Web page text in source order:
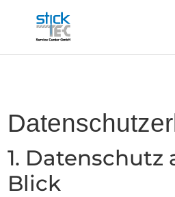
1. Datenschutz
Blick